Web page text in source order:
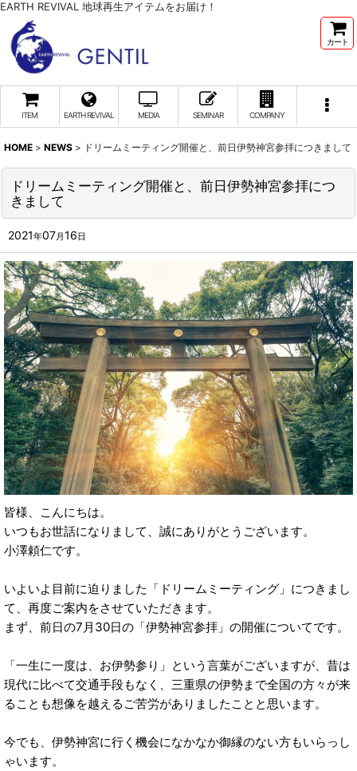
EARTH REVIVAL 地球再生アイテムをお届け！
カート
ITEM EARTH REVIVAL MEDIA SEMINAR COMPANY
HOME > NEWS > ドリームミーティング開催と、前日伊勢神宮参拝につきまして
ドリームミーティング開催と、前日伊勢神宮参拝につ
きまして
2021年07月 16 日
皆様、こんにちは。
いつもお世話になりまして、誠にありがとうございます。
小澤頼仁です。
いよいよ目前に迫りました「ドリームミーティング」につきまし
て、再度ご案内をさせていただきます。
まず、前日の7月30日の「伊勢神宮参拝」の開催についてです。
「一生に一度は、お伊勢参り」という言葉がございますが、昔は
現代に比べて交通手段もなく、三重県の伊勢まで全国の方々が来
ることも想像を越えるご苦労がありましたことと思います。
今でも、伊勢神宮に行く機会になかなか御縁のない方もいらっし
ゃいます。